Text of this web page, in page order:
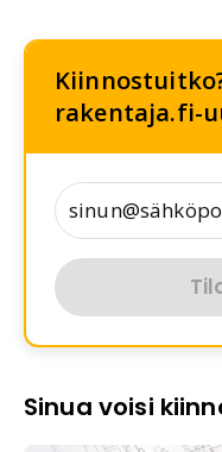
rakentaja.fi-
Sinua voisi